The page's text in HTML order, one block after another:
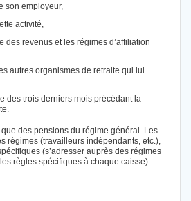
son employeur,
activité,
des revenus et les régimes d’affiliation
autres organismes de retraite qui lui
des trois derniers mois précédant la
des pensions du régime général. Les
régimes (travailleurs indépendants, etc.),
(s’adresser auprès des régimes
règles spécifiques à chaque caisse).